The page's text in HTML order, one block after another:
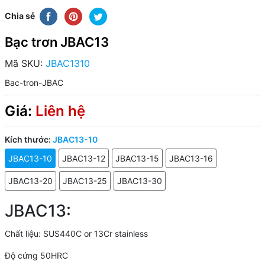
Chia sẻ
Bạc trơn JBAC13
Mã SKU: JBAC1310
Bac-tron-JBAC
Giá: Liên hệ
Kích thước: JBAC13-10
JBAC13-10
JBAC13-12 JBAC13-15 JBAC13-16
JBAC13-20 JBAC13-25 JBAC13-30
JBAC13:
Chất liệu: SUS440C or 13Cr stainless
Độ cứng 50HRC